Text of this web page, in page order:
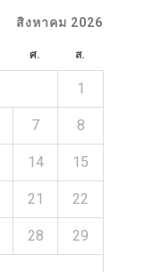
สิงหาคม 2026
ศ. ส.
1
7 8
14 15
21 22
28 29